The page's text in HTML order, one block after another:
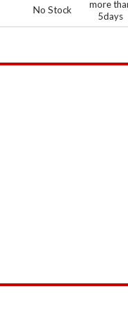
No Stock
more
5days